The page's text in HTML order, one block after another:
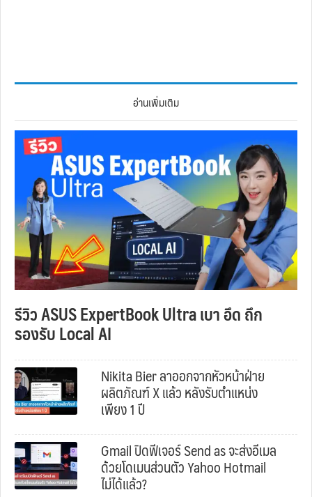
อ่านเพิ่มเติม
รีวิว ASUS ExpertBook Ultra เบา อึด ถึก
รองรับ Local AI
Nikita Bier ลาออกจากหัวหน้าฝ่าย
ผลิตภัณฑ์ X แล้ว หลังรับตำแหน่ง
เพียง 1 ปี
Gmail ปิดฟีเจอร์ Send as จะส่งอีเมล
ด้วยโดเมนส่วนตัว Yahoo Hotmail
ไม่ได้แล้ว?